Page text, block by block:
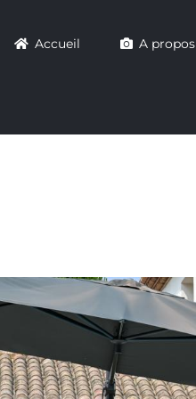
Accueil A propos